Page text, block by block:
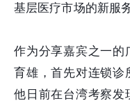
基层医疗市场的新服
作为分享嘉宾之一的
育雄，首先对连锁诊
他日前在台湾考察发